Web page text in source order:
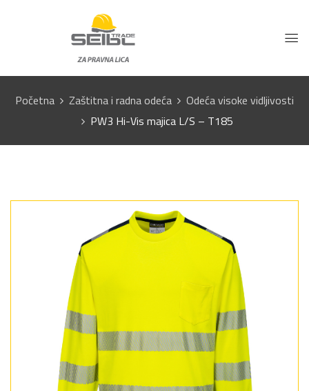
Početna Zaštitna i radna odeća
Odeća visoke vidljivosti
PW3 Hi-Vis majica L/S – T185